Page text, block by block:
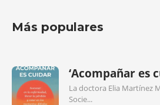
Más populares
‘Acompañar es
La doctora Elia Martínez
Socie...